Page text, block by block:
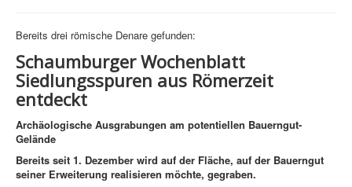
Bereits drei römische Denare gefunden:
Schaumburger Wochenblatt
Siedlungsspuren aus Römerzeit
entdeckt
Archäologische Ausgrabungen am potentiellen Bauerngut-
Gelände
Bereits seit 1. Dezember wird auf der Fläche, auf der Bauerngut
seiner Erweiterung realisieren möchte, gegraben.